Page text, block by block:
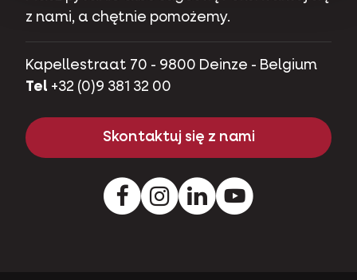
z nami, a chętnie pomożemy.
Kapellestraat 70 - 9800 Deinze - Belgium
Tel +32 (0)9 381 32 00
Skontaktuj się z nami
FacebookInstagramPinterestYoutube